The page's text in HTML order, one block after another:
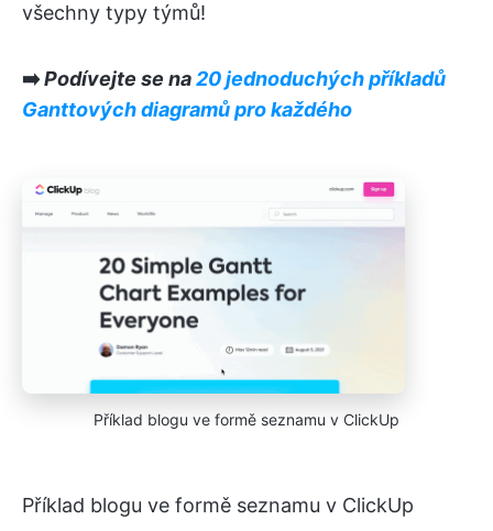
všechny typy týmů!
➡️Podívejte se na20 jednoduchých příkladů
Ganttových diagramů pro každého
Příklad blogu ve formě seznamu v ClickUp
Příklad blogu ve formě seznamu v ClickUp